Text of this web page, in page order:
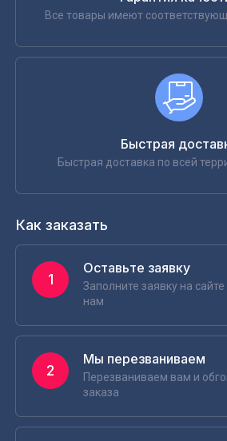
Все товары имеют
Быстрая
Быстрая доставка по всей
Как заказать
1
Оставьте заявку
Заполните заявку на
нам
2
Мы перезваниваем
Перезваниваем вам и
заказа